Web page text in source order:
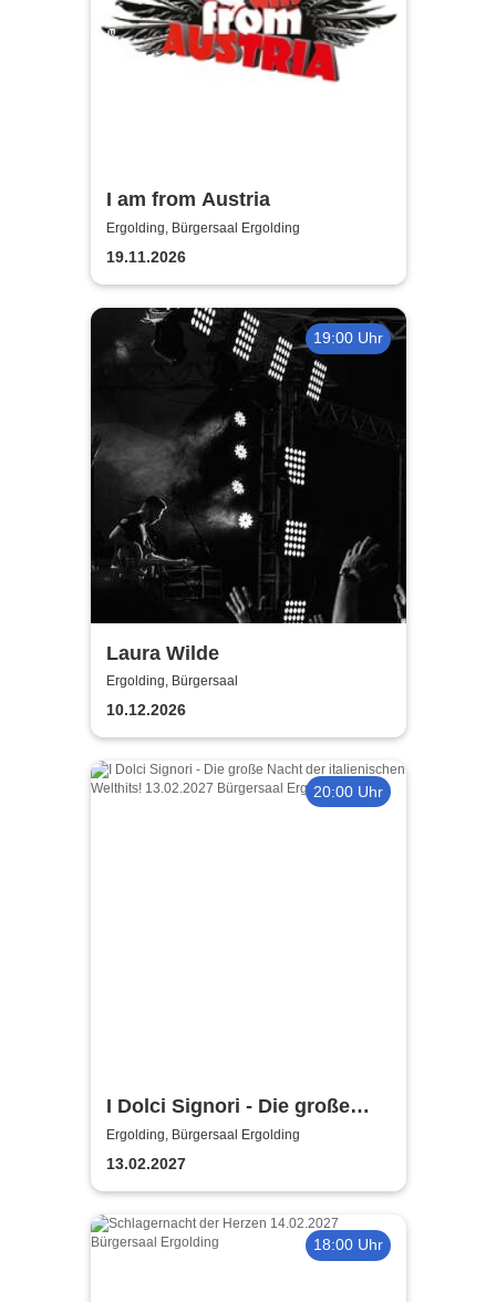
I am from Austria
Ergolding, Bürgersaal Ergolding
19.11.2026
19:00 Uhr
Laura Wilde
Ergolding, Bürgersaal
10.12.2026
20:00 Uhr
I Dolci Signori - Die große
Nacht der italienischen
Welthits
Ergolding, Bürgersaal Ergolding
13.02.2027
18:00 Uhr